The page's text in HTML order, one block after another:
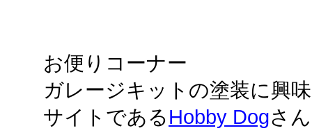
お便りコーナー
ガレージキットの塗装に興
サイトであるHobby Dogさ